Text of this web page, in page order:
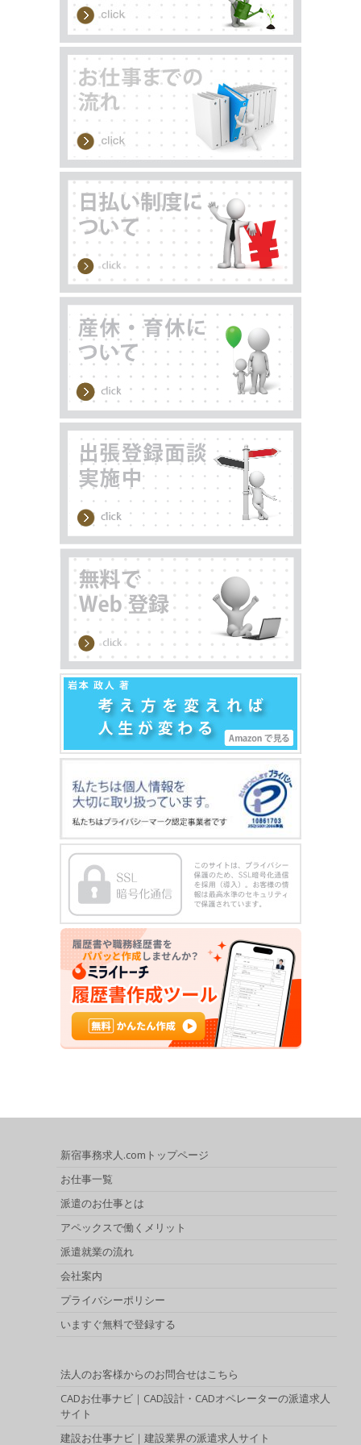
新宿事務求人.comトップページ
お仕事一覧
派遣のお仕事とは
アペックスで働くメリット
派遣就業の流れ
会社案内
プライバシーポリシー
いますぐ無料で登録する
法人のお客様からのお問合せはこちら
CADお仕事ナビ｜CAD設計・CADオペレーターの派遣求人
サイト
建設お仕事ナビ｜建設業界の派遣求人サイト